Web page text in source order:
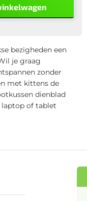
bezigheden een
je graag
zonder
met kittens de
dienblad
laptop of tablet